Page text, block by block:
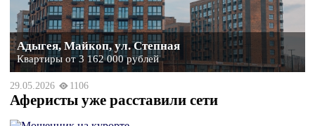
Адыгея, Майкоп, ул. Степная
Квартиры от 3 162 000 рублей
29.05.2026 1106
Аферисты уже расставили сети